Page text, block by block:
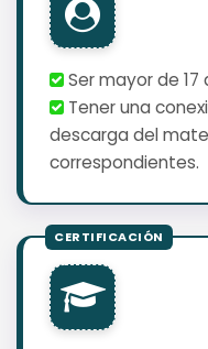
Ser mayor de 17
Tener una
descarga del
correspondientes.